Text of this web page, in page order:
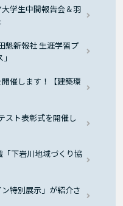
大学生中間報告会＆羽
魁新報社 生涯学習プ
催します！【建築環
スト表彰式を開催し
「下岩川地域づくり協
特別展示」が紹介さ